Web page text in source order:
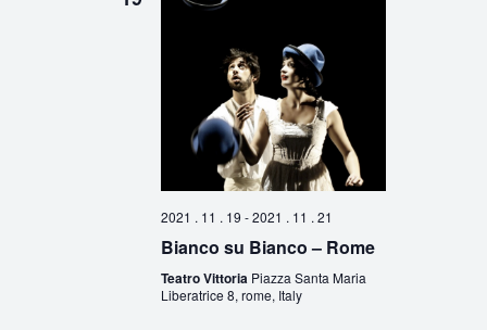
2021 . 11 . 19 -2021 . 11 . 21
Bianco su Bianco – Rome
Teatro Vittoria Piazza Santa Maria
Liberatrice 8, rome, Italy